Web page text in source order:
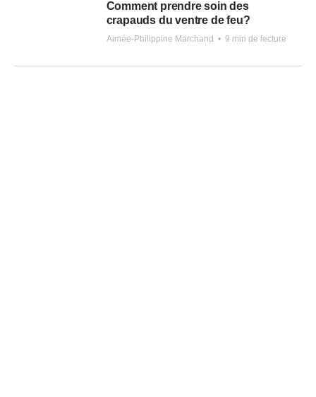
Comment prendre soin des
crapauds du ventre de feu?
Aimée-Philippine Marchand • 9 min de lecture